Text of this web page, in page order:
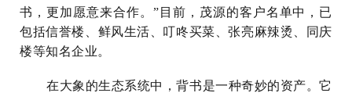
书，更加愿意来合作。”目前，茂源的客户名单中，已
包括信誉楼、鲜风生活、叮咚买菜、张亮麻辣烫、同庆
楼等知名企业。
在大象的生态系统中，背书是一种奇妙的资产。它